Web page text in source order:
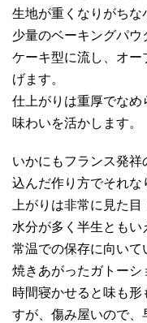
生地が重くなりがちな
少量のベーキングパ
ケーキ型に流し、オー
げます。
仕上がりは重厚でな
味わいを活かします。
いかにもフランス発
込んだ作り方でそれ
上がりは非常に見た
水分が多く半生ともい
常温での保存に向いて
焼きあがったガトー
時間寝かせると味も形
すが、傷み屋いので、